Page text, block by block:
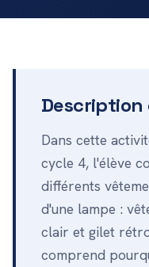
Dans cette
cycle 4, l'élève
différents
d'une lampe :
clair et gilet
comprend